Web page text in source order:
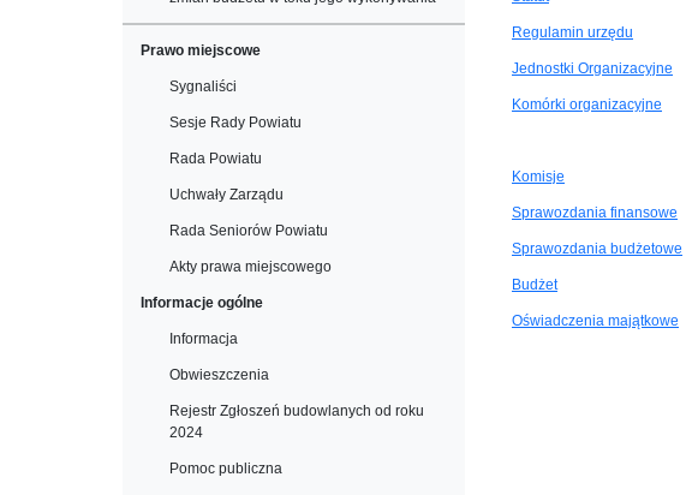
Prawo miejscowe
Sygnaliści
Sesje Rady Powiatu
Rada Powiatu
Uchwały Zarządu
Rada Seniorów Powiatu
Akty prawa miejscowego
Informacje ogólne
Informacja
Obwieszczenia
Rejestr Zgłoszeń budowlanych od roku
2024
Pomoc publiczna
Regulamin urzędu
Jednostki Organizacyjne
Komórki organizacyjne
Komisje
Sprawozdania finansowe
Sprawozdania budżetowe
Budżet
Oświadczenia majątkowe